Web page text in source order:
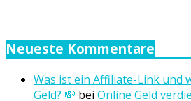
Neueste Kommentare
Was ist ein Affiliate-Link und
Geld? 💸 bei Online Geld